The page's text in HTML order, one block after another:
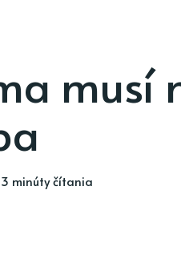
musí
3 minúty čítania